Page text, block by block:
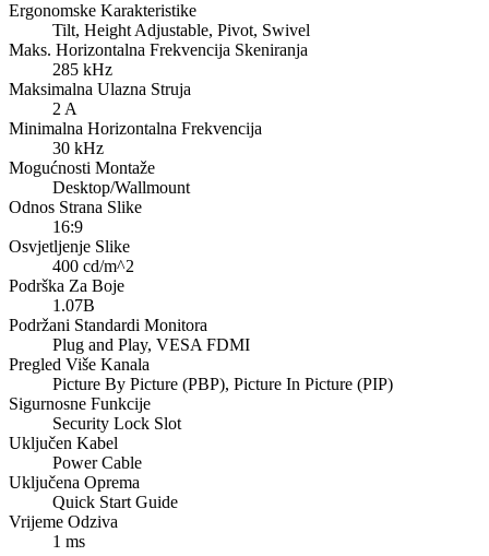
Ergonomske Karakteristike
Tilt, Height Adjustable, Pivot, Swivel
Maks. Horizontalna Frekvencija Skeniranja
285 kHz
Maksimalna Ulazna Struja
2 A
Minimalna Horizontalna Frekvencija
30 kHz
Mogućnosti Montaže
Desktop/Wallmount
Odnos Strana Slike
16:9
Osvjetljenje Slike
400 cd/m^2
Podrška Za Boje
1.07B
Podržani Standardi Monitora
Plug and Play, VESA FDMI
Pregled Više Kanala
Picture By Picture (PBP), Picture In Picture (PIP)
Sigurnosne Funkcije
Security Lock Slot
Uključen Kabel
Power Cable
Uključena Oprema
Quick Start Guide
Vrijeme Odziva
1 ms